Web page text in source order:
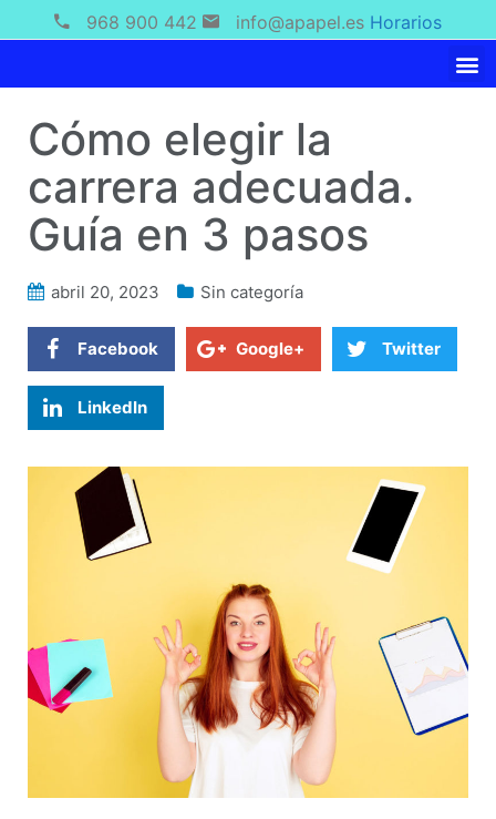
968 900 442 info@apapel.es Horarios
Cómo elegir la
carrera adecuada.
Guía en 3 pasos
abril 20, 2023 Sin categoría
Facebook Google+ Twitter
LinkedIn